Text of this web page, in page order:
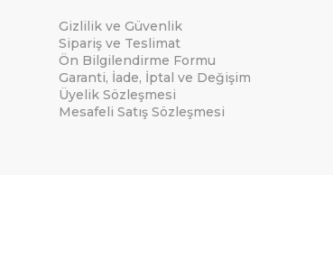
Gizlilik ve Güvenlik
Sipariş ve Teslimat
Ön Bilgilendirme Formu
Garanti, İade, İptal ve Değişim
Üyelik Sözleşmesi
Mesafeli Satış Sözleşmesi